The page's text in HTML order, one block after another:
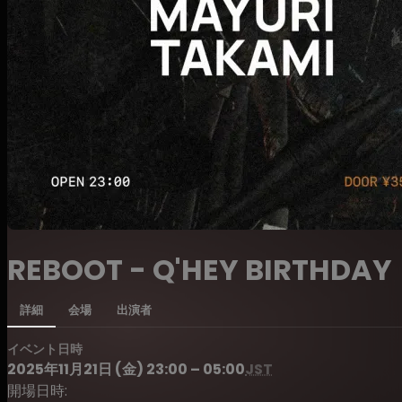
REBOOT - Q'HEY BIRTHDAY
詳細 会場 出演者
イベント日時
2025年11月21日 (金) 23:00 – 05:00JST
開場日時: